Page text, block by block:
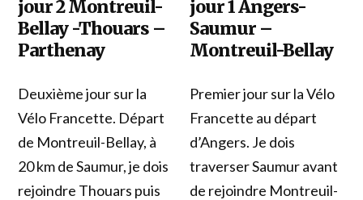
jour 2 Montreuil-
Bellay -Thouars –
Parthenay
Deuxième jour sur la
Vélo Francette. Départ
de Montreuil-Bellay, à
20 km de Saumur, je dois
rejoindre Thouars puis
jour 1 Angers-
Saumur –
Montreuil-Bellay
Premier jour sur la Vélo
Francette au départ
d’Angers. Je dois
traverser Saumur avant
de rejoindre Montreuil-